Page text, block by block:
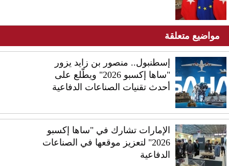
مواضيع متعلقة
إسطنبول.. منصور بن زايد يزور
"ساها إكسبو 2026" ويطّلع على
أحدث تقنيات الصناعات الدفاعية
الإمارات تشارك في "ساها إكسبو
2026" لتعزيز موقعها في الصناعات
الدفاعية